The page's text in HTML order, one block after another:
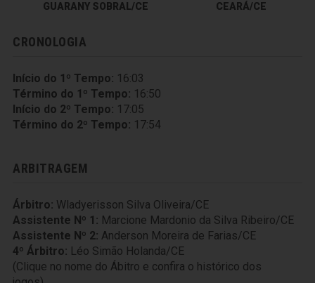
GUARANY SOBRAL/CE CEARÁ/CE
CRONOLOGIA
Início do 1º Tempo: 16:03
Término do 1º Tempo: 16:50
Início do 2º Tempo: 17:05
Término do 2º Tempo: 17:54
ARBITRAGEM
Árbitro: Wladyerisson Silva Oliveira/CE
Assistente Nº 1: Marcione Mardonio da Silva Ribeiro/CE
Assistente Nº 2: Anderson Moreira de Farias/CE
4º Árbitro: Léo Simão Holanda/CE
(Clique no nome do Ábitro e confira o histórico dos